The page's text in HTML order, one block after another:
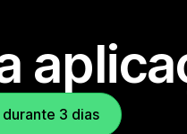
3 dias